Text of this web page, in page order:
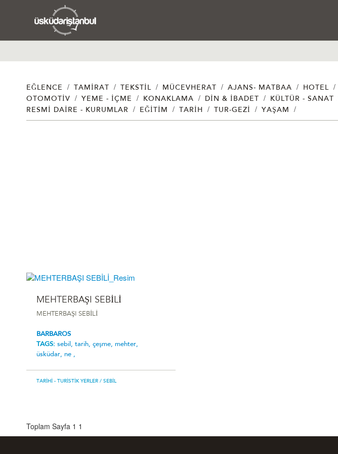
EĞLENCE / TAMIRAT / TEKSTIL / MÜCEVHERAT / AJANS- MATBAA / HOTEL /
OTOMOTIV / YEME - İÇME / KONAKLAMA / DIN & İBADET / KÜLTÜR - SANAT
RESMI DAIRE - KURUMLAR / EĞITIM / TARIH / TUR-GEZI / YAŞAM /
MEHTERBAŞI SEBİLİ
MEHTERBAŞI SEBİLİ
BARBAROS
TAGS: sebil, tarih, çeşme, mehter,
üsküdar, ne ,
TARIHI - TURISTIK YERLER / SEBIL
Toplam Sayfa 1 1